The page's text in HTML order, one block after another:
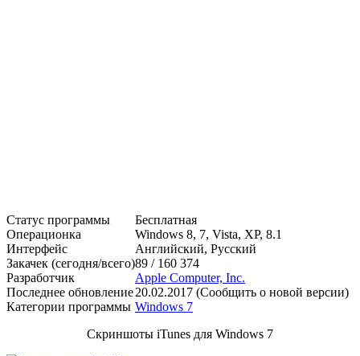
Статус программы
Бесплатная
Операционка
Windows 8, 7, Vista, XP, 8.1
Интерфейс
Английский, Русский
Закачек (сегодня/всего)89 / 160 374
Разработчик
Apple Computer, Inc.
Последнее обновление20.02.2017 (Сообщить о новой версии)
Категории программы Windows 7
Скриншоты iTunes для Windows 7